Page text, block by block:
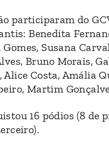
participaram do
Benedita
Susana
Bruno Morais,
Alice Costa, Amália
Martim
16 pódios (8 de